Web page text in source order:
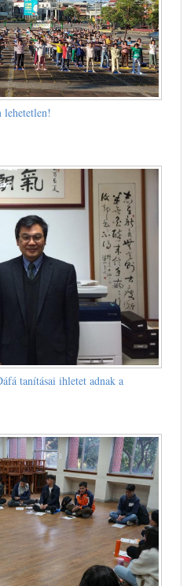
lehetetlen!
tanításai ihletet adnak a